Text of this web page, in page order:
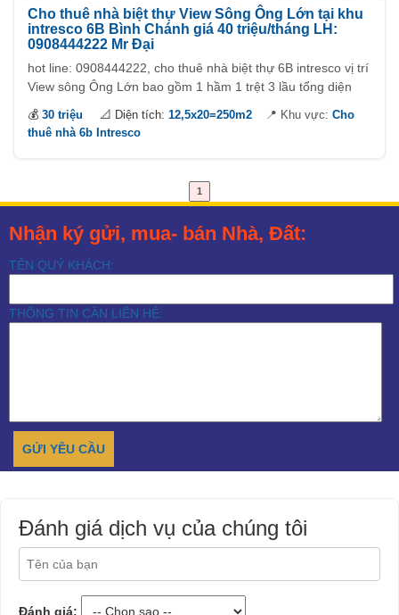
Cho thuê nhà biệt thự View Sông Ông Lớn tại khu
intresco 6B Bình Chánh giá 40 triệu/tháng LH:
0908444222 Mr Đại
hot line: 0908444222, cho thuê nhà biệt thự 6B intresco vị trí
View sông Ông Lớn bao gồm 1 hầm 1 trệt 3 lầu tổng diện
tích sử dụng 600m2.
💰 30 triệu 📐 Diện tích: 12,5x20=250m2 📍 Khu vực: Cho
thuê nhà 6b Intresco
1
Nhận ký gửi, mua- bán Nhà, Đất:
TÊN QUÝ KHÁCH:
THÔNG TIN CẦN LIÊN HỆ:
Đánh giá dịch vụ của chúng tôi
Đánh giá: